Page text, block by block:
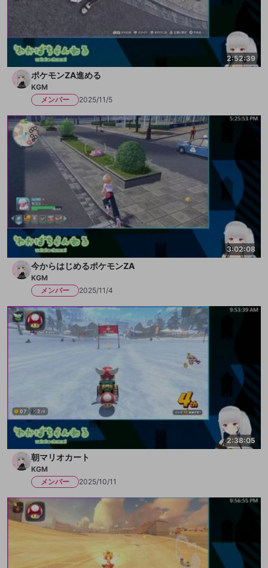
2:52:39
ポケモンZA進める
KGM
メンバー
2025/11/5
3:02:08
今からはじめるポケモンZA
KGM
メンバー
2025/11/4
2:38:05
朝マリオカート
KGM
メンバー
2025/10/11